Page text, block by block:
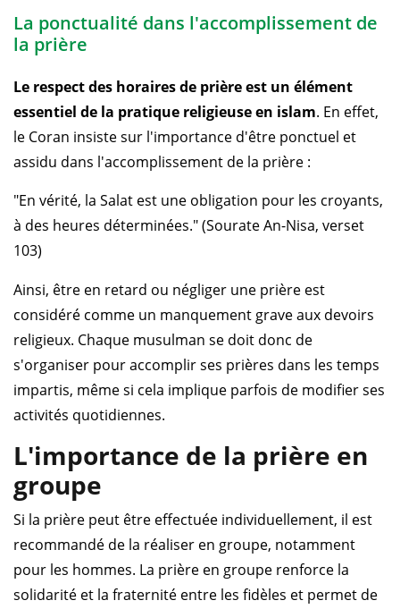
La ponctualité dans l'accomplissement de
la prière
Le respect des horaires de prière est un élément
essentiel de la pratique religieuse en islam. En effet,
le Coran insiste sur l'importance d'être ponctuel et
assidu dans l'accomplissement de la prière :
"En vérité, la Salat est une obligation pour les croyants,
à des heures déterminées." (Sourate An-Nisa, verset
103)
Ainsi, être en retard ou négliger une prière est
considéré comme un manquement grave aux devoirs
religieux. Chaque musulman se doit donc de
s'organiser pour accomplir ses prières dans les temps
impartis, même si cela implique parfois de modifier ses
activités quotidiennes.
L'importance de la prière en
groupe
Si la prière peut être effectuée individuellement, il est
recommandé de la réaliser en groupe, notamment
pour les hommes. La prière en groupe renforce la
solidarité et la fraternité entre les fidèles et permet de